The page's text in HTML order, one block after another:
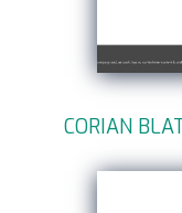
CORIAN